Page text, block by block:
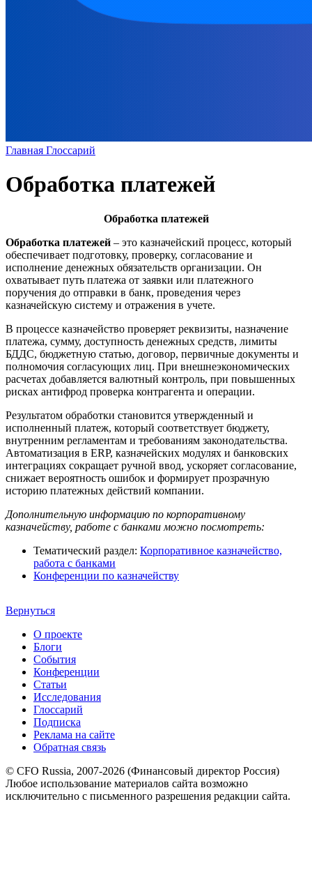
Главная Глоссарий
Обработка платежей
Обработка платежей
Обработка платежей – это казначейский процесс, который
обеспечивает подготовку, проверку, согласование и
исполнение денежных обязательств организации. Он
охватывает путь платежа от заявки или платежного
поручения до отправки в банк, проведения через
казначейскую систему и отражения в учете.
В процессе казначейство проверяет реквизиты, назначение
платежа, сумму, доступность денежных средств, лимиты
БДДС, бюджетную статью, договор, первичные документы и
полномочия согласующих лиц. При внешнеэкономических
расчетах добавляется валютный контроль, при повышенных
рисках антифрод проверка контрагента и операции.
Результатом обработки становится утвержденный и
исполненный платеж, который соответствует бюджету,
внутренним регламентам и требованиям законодательства.
Автоматизация в ERP, казначейских модулях и банковских
интеграциях сокращает ручной ввод, ускоряет согласование,
снижает вероятность ошибок и формирует прозрачную
историю платежных действий компании.
Дополнительную информацию по корпоративному
казначейству, работе с банками можно посмотреть:
Тематический раздел: Корпоративное казначейство,
работа с банками
Конференции по казначейству
Вернуться
О проекте
Блоги
События
Конференции
Статьи
Исследования
Глоссарий
Подписка
Реклама на сайте
Обратная связь
© CFO Russia, 2007-2026 (Финансовый директор Россия)
Любое использование материалов сайта возможно
исключительно с письменного разрешения редакции сайта.